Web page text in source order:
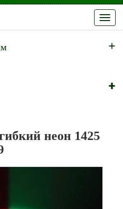
+
+
неон 1425